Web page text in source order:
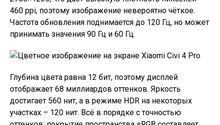
460 ppi, поэтому изображение невероятно чёткое.
Частота обновления поднимается до 120 Гц, но может
принимать значения 90 Гц и 60 Гц.
Глубина цвета равна 12 бит, поэтому дисплей
отображает 68 миллиардов оттенков. Яркость
достигает 560 нит, а в режиме HDR на некоторых
участках – 120 нит. Всё в порядке с точностью